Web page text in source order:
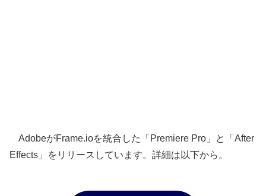
AdobeがFrame.ioを統合した「Premiere Pro」と「After
Effects」をリリースしています。詳細は以下から。